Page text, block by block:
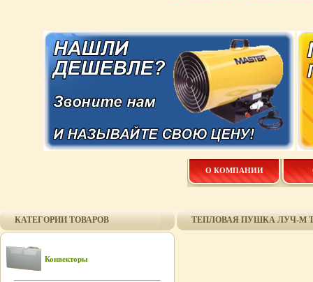
О КОМПАНИИ
КАТЕГОРИИ ТОВАРОВ
Конвекторы
ТЕПЛОВАЯ ПУШКА ЛУЧ-М